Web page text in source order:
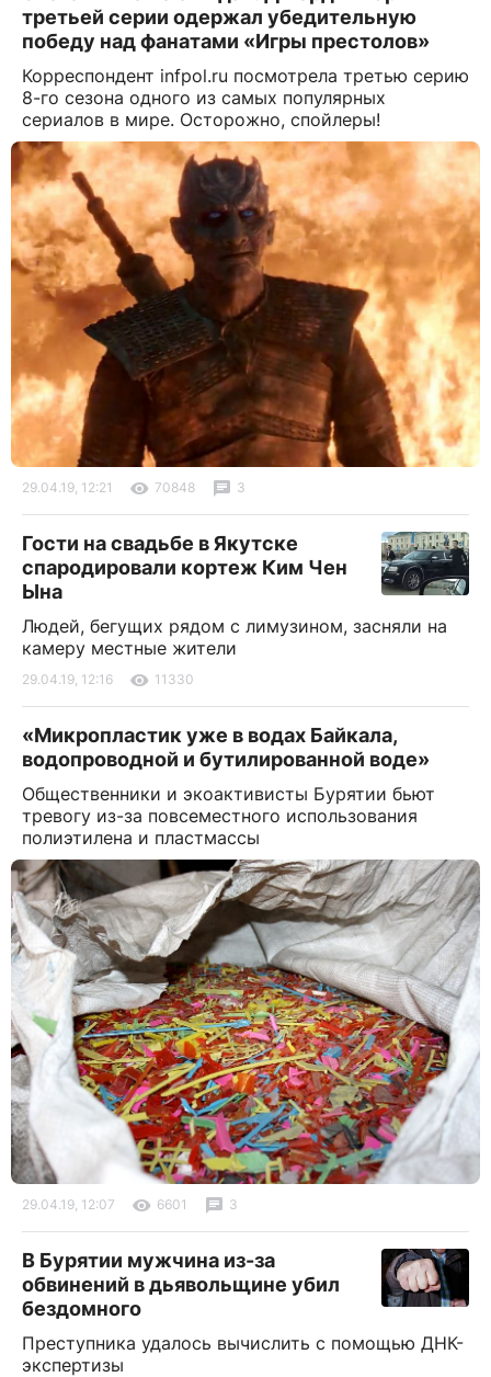
третьей серии одержал убедительную
победу над фанатами «Игры престолов»
Корреспондент infpol.ru посмотрела третью серию
8-го сезона одного из самых популярных
сериалов в мире. Осторожно, спойлеры!
29.04.19, 12:21 70848 3
Гости на свадьбе в Якутске
спародировали кортеж Ким Чен
Ына
Людей, бегущих рядом с лимузином, засняли на
камеру местные жители
29.04.19, 12:16 11330
«Микропластик уже в водах Байкала,
водопроводной и бутилированной воде»
Общественники и экоактивисты Бурятии бьют
тревогу из-за повсеместного использования
полиэтилена и пластмассы
29.04.19, 12:07 6601 3
В Бурятии мужчина из-за
обвинений в дьявольщине убил
бездомного
Преступника удалось вычислить с помощью ДНК-
экспертизы